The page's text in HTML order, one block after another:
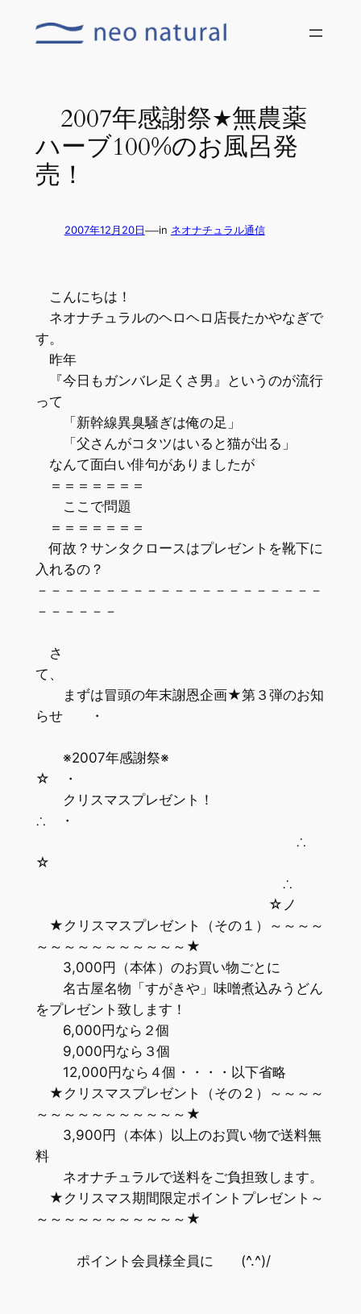
2007年感謝祭★無農薬
ハーブ100%のお風呂発
売！
2007年12月20日 —in ネオナチュラル通信
こんにちは！
ネオナチュラルのヘロヘロ店長たかやなぎで
す。
昨年
『今日もガンバレ足くさ男』というのが流行
って
「新幹線異臭騒ぎは俺の足」
「父さんがコタツはいると猫が出る」
なんて面白い俳句がありましたが
＝＝＝＝＝＝＝
ここで問題
＝＝＝＝＝＝＝
何故？サンタクロースはプレゼントを靴下に
入れるの？
－－－－－－－－－－－－－－－－－－－－－
－－－－－－
さ
て、
まずは冒頭の年末謝恩企画★第３弾のお知
らせ ・
※2007年感謝祭※
☆ ・
クリスマスプレゼント！
∴ ・
∴
☆
∴
☆ノ
★クリスマスプレゼント（その１）～～～～
～～～～～～～～～～～★
3,000円（本体）のお買い物ごとに
名古屋名物「すがきや」味噌煮込みうどん
をプレゼント致します！
6,000円なら２個
9,000円なら３個
12,000円なら４個・・・・以下省略
★クリスマスプレゼント（その２）～～～～
～～～～～～～～～～～★
3,900円（本体）以上のお買い物で送料無
料
ネオナチュラルで送料をご負担致します。
★クリスマス期間限定ポイントプレゼント～
～～～～～～～～～～～★
ポイント会員様全員に (^.^)/